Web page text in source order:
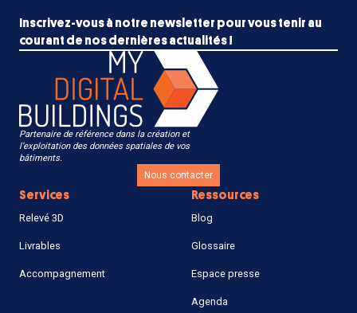
Inscrivez-vous à notre newsletter pour vous tenir au
courant de nos dernières actualités !
Partenaire de référence dans la création et
l’exploitation des données spatiales de vos
bâtiments.
Nous contacter
Services
Relevé 3D
Livrables
Accompagnement
Ressources
Blog
Glossaire
Espace presse
Agenda